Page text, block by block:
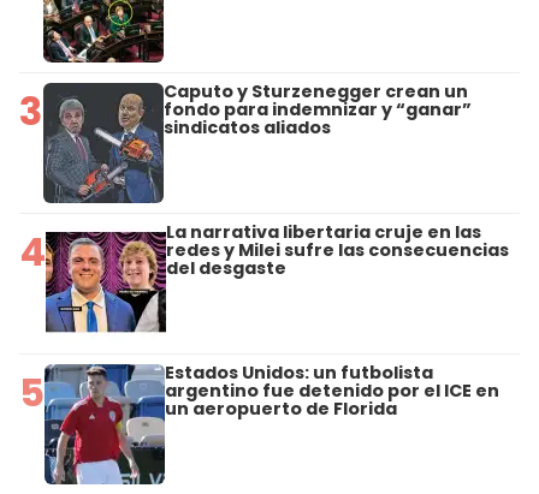
3 Caputo y Sturzenegger crean un
fondo para indemnizar y “ganar”
sindicatos aliados
4 La narrativa libertaria cruje en las
redes y Milei sufre las consecuencias
del desgaste
5 Estados Unidos: un futbolista
argentino fue detenido por el ICE en
un aeropuerto de Florida